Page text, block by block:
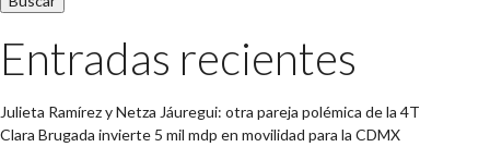
Entradas recientes
Julieta Ramírez y Netza Jáuregui: otra pareja polémica de la 4T
Clara Brugada invierte 5 mil mdp en movilidad para la CDMX